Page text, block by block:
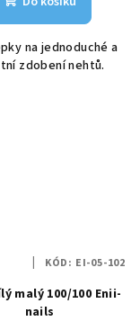
na jednoduché a
zdobení nehtů.
malý 100/100 Enii-
nails
KÓD: EI-05-102